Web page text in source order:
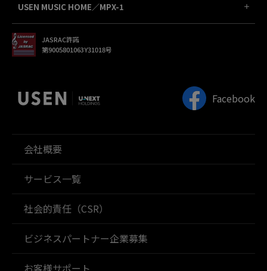
USEN MUSIC HOME／MPX-1
JASRAC許諾
第9005801063Y31018号
Facebook
会社概要
サービス一覧
社会的責任（CSR）
ビジネスパートナー企業募集
お客様サポート